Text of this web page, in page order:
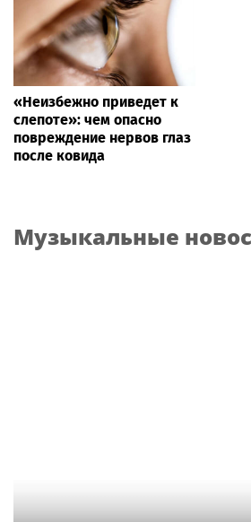
«Неизбежно приведет к
слепоте»: чем опасно
повреждение нервов глаз
после ковида
Музыкальные